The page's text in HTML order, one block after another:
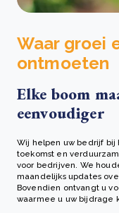
Waar groei
ontmoeten
Elke boom
eenvoudiger
Wij helpen uw bedrijf
toekomst en
voor bedrijven. We
maandelijks updates
Bovendien ontvangt u
waarmee u uw bijdrage